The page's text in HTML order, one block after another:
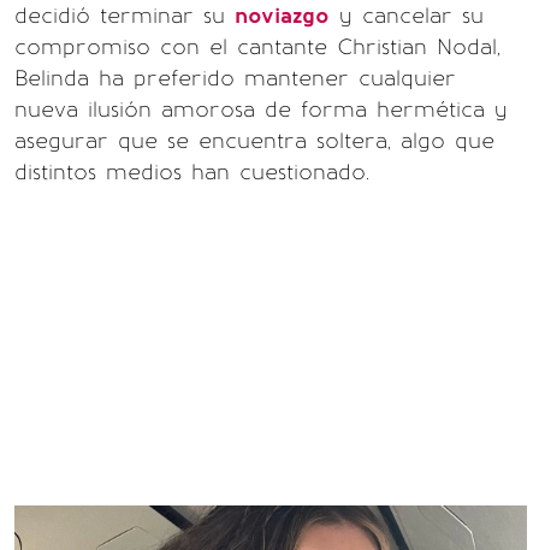
decidió terminar su noviazgo y cancelar su
compromiso con el cantante Christian Nodal,
Belinda ha preferido mantener cualquier
nueva ilusión amorosa de forma hermética y
asegurar que se encuentra soltera, algo que
distintos medios han cuestionado.